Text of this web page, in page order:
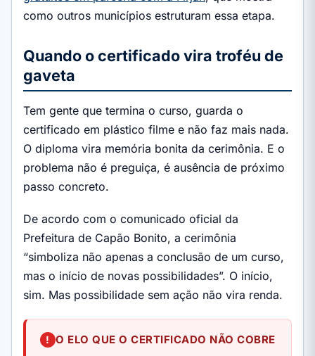
como outros municípios estruturam essa etapa.
Quando o certificado vira troféu de
gaveta
Tem gente que termina o curso, guarda o
certificado em plástico filme e não faz mais nada.
O diploma vira memória bonita da cerimônia. E o
problema não é preguiça, é ausência de próximo
passo concreto.
De acordo com o comunicado oficial da
Prefeitura de Capão Bonito, a cerimônia
“simboliza não apenas a conclusão de um curso,
mas o início de novas possibilidades”. O início,
sim. Mas possibilidade sem ação não vira renda.
O ELO QUE O CERTIFICADO NÃO COBRE